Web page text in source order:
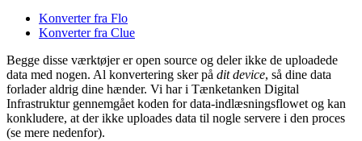
Konverter fra Flo
Konverter fra Clue
Begge disse værktøjer er open source og deler ikke de uploadede
data med nogen. Al konvertering sker på dit device, så dine data
forlader aldrig dine hænder. Vi har i Tænketanken Digital
Infrastruktur gennemgået koden for data-indlæsningsflowet og kan
konkludere, at der ikke uploades data til nogle servere i den proces
(se mere nedenfor).